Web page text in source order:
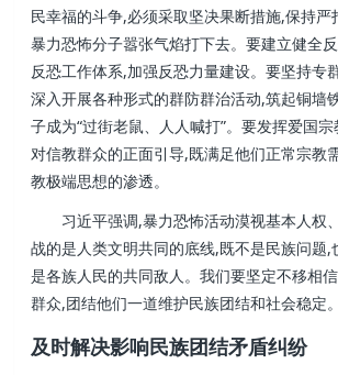
民幸福的斗争,必须采取坚决果断措施,保持
暴力恐怖分子嚣张气焰打下去。要建立健全
反恐工作体系,加强反恐力量建设。要坚持专
深入开展各种形式的群防群治活动,筑起铜墙
子成为“过街老鼠、人人喊打”。要发挥爱国
对信教群众的正面引导,既满足他们正常宗教
教极端思想的渗透。
习近平强调,暴力恐怖活动漠视基本人权
战的是人类文明共同的底线,既不是民族问题,
是各族人民的共同敌人。我们要坚定不移相
群众,团结他们一道维护民族团结和社会稳定。
及时解决影响民族团结矛盾纠纷